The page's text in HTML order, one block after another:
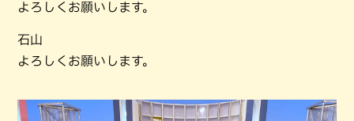
よろしくお願いします。
石山
よろしくお願いします。